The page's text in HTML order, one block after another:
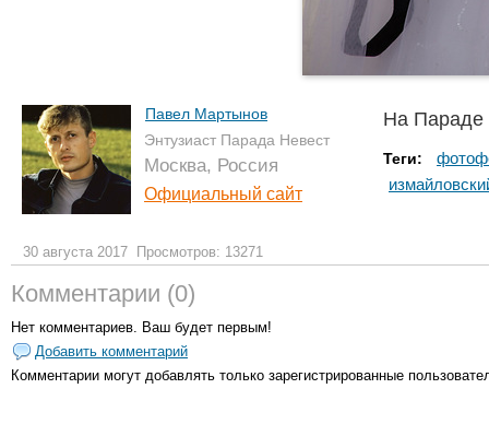
Павел Мартынов
Энтузиаст Парада Невест
Москва, Россия
Официальный сайт
На Параде
Теги:
30 августа 2017 Просмотров: 13271
Комментарии (0)
Нет комментариев. Ваш будет первым!
Добавить комментарий
Комментарии могут добавлять только зарегистрированные